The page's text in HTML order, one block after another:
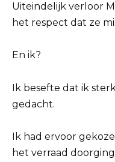
Uiteindelijk verloor
het respect dat ze
En ik?
Ik besefte dat ik
gedacht.
Ik had ervoor
het verraad